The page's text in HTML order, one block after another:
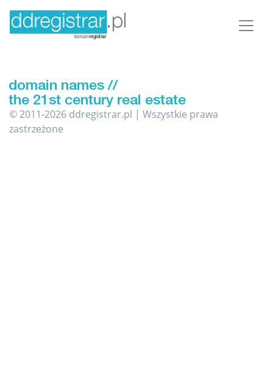
© 2011-2026 ddregistrar.pl | Wszystkie prawa
zastrzeżone